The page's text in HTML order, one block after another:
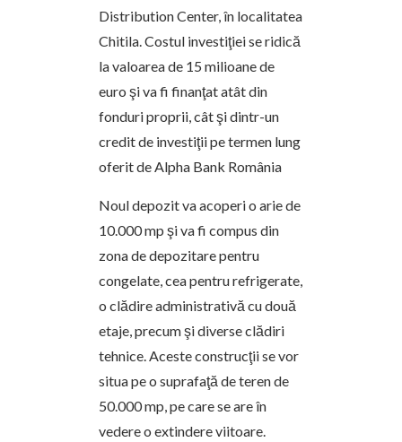
Distribution Center, în localitatea
Chitila. Costul investiţiei se ridică
la valoarea de 15 milioane de
euro şi va fi finanţat atât din
fonduri proprii, cât şi dintr-un
credit de investiţii pe termen lung
oferit de Alpha Bank România
Noul depozit va acoperi o arie de
10.000 mp şi va fi compus din
zona de depozitare pentru
congelate, cea pentru refrigerate,
o clădire administrativă cu două
etaje, precum şi diverse clădiri
tehnice. Aceste construcţii se vor
situa pe o suprafaţă de teren de
50.000 mp, pe care se are în
vedere o extindere viitoare.